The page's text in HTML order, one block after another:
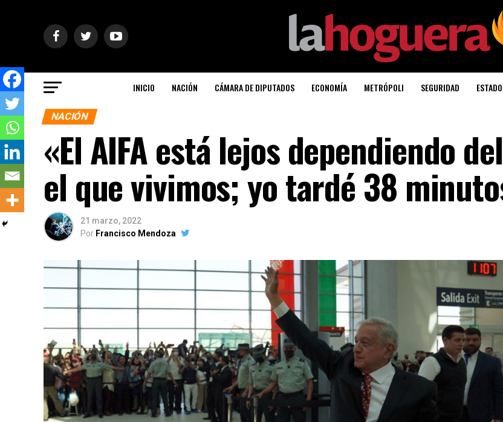
INICIO NACIÓN CÁMARA DE DIPUTADOS ECONOMÍA METRÓPOLI SEGURIDAD
NACIÓN
«El AIFA está lejos dependiendo
el que vivimos; yo tardé 38
21 marzo, 2022
Por Francisco Mendoza